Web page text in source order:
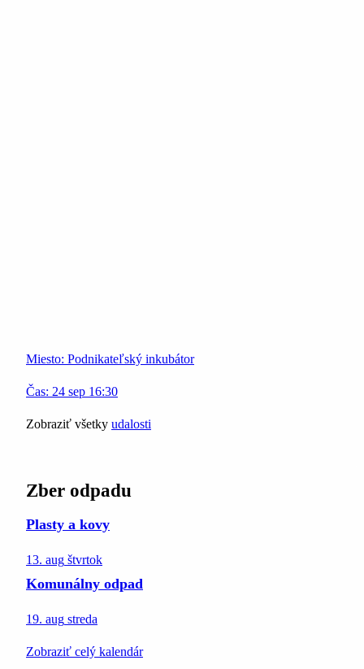
Miesto: Podnikateľský inkubátor
Čas: 24 sep 16:30
Zobraziť všetky udalosti
Zber odpadu
Plasty a kovy
13. aug štvrtok
Komunálny odpad
19. aug streda
Zobraziť celý kalendár